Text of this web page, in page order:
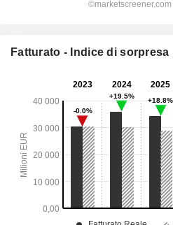
Fatturato - Indice di sorpresa